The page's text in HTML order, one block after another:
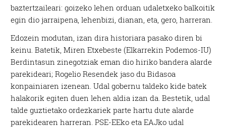
baztertzaileari: goizeko lehen orduan udaletxeko balkoitik
egin dio jarraipena, lehenbizi, dianan, eta, gero, harreran.
Edozein modutan, izan dira historiara pasako diren bi
keinu. Batetik, Miren Etxebeste (Elkarrekin Podemos-IU)
Berdintasun zinegotziak eman dio hiriko bandera alarde
parekideari; Rogelio Resendek jaso du Bidasoa
konpainiaren izenean. Udal gobernu taldeko kide batek
halakorik egiten duen lehen aldia izan da. Bestetik, udal
talde guztietako ordezkariek parte hartu dute alarde
parekidearen harreran. PSE-EEko eta EAJko udal